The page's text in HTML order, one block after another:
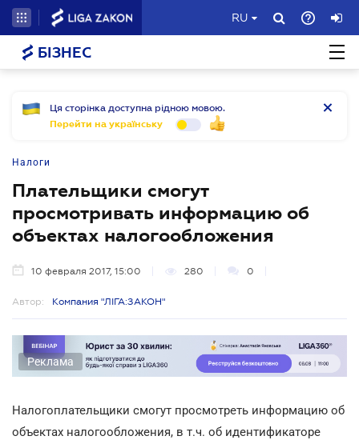
RU
БІЗНЕС
Ця сторінка доступна рідною мовою.
Перейти на українську
Налоги
Плательщики смогут
просмотривать информацию об
объектах налогообложения
10 февраля 2017, 15:00 280 0
Автор: Компания "ЛІГА:ЗАКОН"
Реклама
Налогоплательщики смогут просмотреть информацию об
объектах налогообложения, в т.ч. об идентификаторе